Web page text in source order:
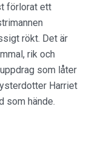
förlorat ett
rökt. Det är
rik och
som låter
Harriet
som hände.